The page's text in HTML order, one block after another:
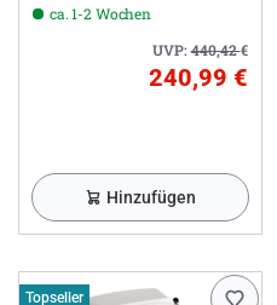
ca. 1-2 Wochen
UVP:440,42€
240,99 €
Hinzufügen
Topseller